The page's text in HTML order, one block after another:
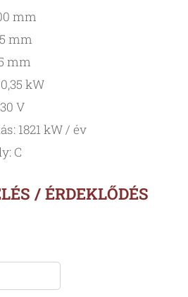
mm
mm
mm
kW
V
1821 kW / év
C
/ ÉRDEKLŐDÉS